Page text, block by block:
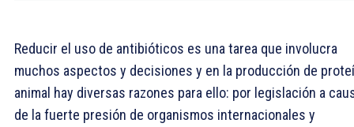
Reducir el uso de antibióticos es una tarea que involucra
muchos aspectos y decisiones y en la producción de
animal hay diversas razones para ello: por legislación a
de la fuerte presión de organismos internacionales y